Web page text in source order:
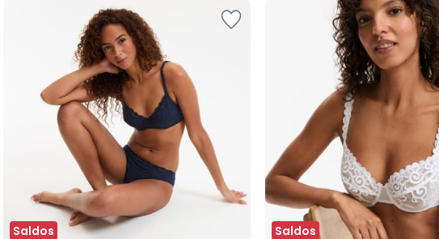
Saldos Saldos